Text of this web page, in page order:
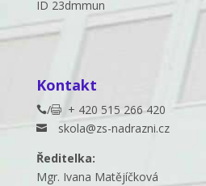
ID 23dmmun
Kontakt
/+ 420 515 266 420
 skola@zs-nadrazni.cz
Ředitelka:
Mgr. Ivana Matějíčková